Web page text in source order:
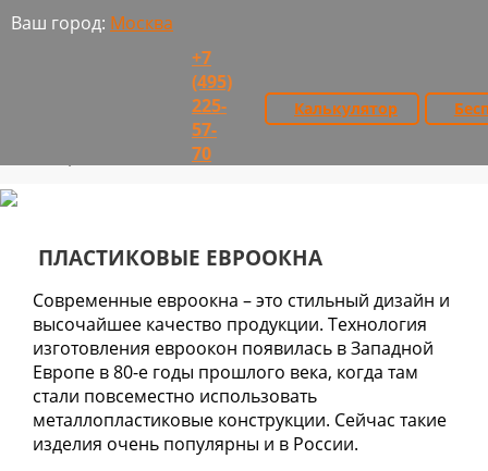
Ваш город: Москва
+7
(495)
225-
57-
70
Калькулятор
Продукция Пластиковые окна
ПЛАСТИКОВЫЕ ЕВРООКНА
Современные евроокна – это стильный дизайн и
высочайшее качество продукции. Технология
изготовления евроокон появилась в Западной
Европе в 80-е годы прошлого века, когда там
стали повсеместно использовать
металлопластиковые конструкции. Сейчас такие
изделия очень популярны и в России.